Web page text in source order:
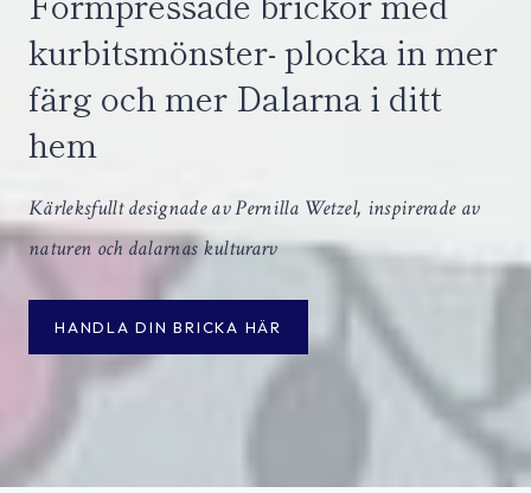
kurbitsmönster- plocka in mer
färg och mer Dalarna i ditt
hem
Kärleksfullt designade av Pernilla Wetzel, inspirerade av
naturen och dalarnas kulturarv
HANDLA DIN BRICKA HÄR